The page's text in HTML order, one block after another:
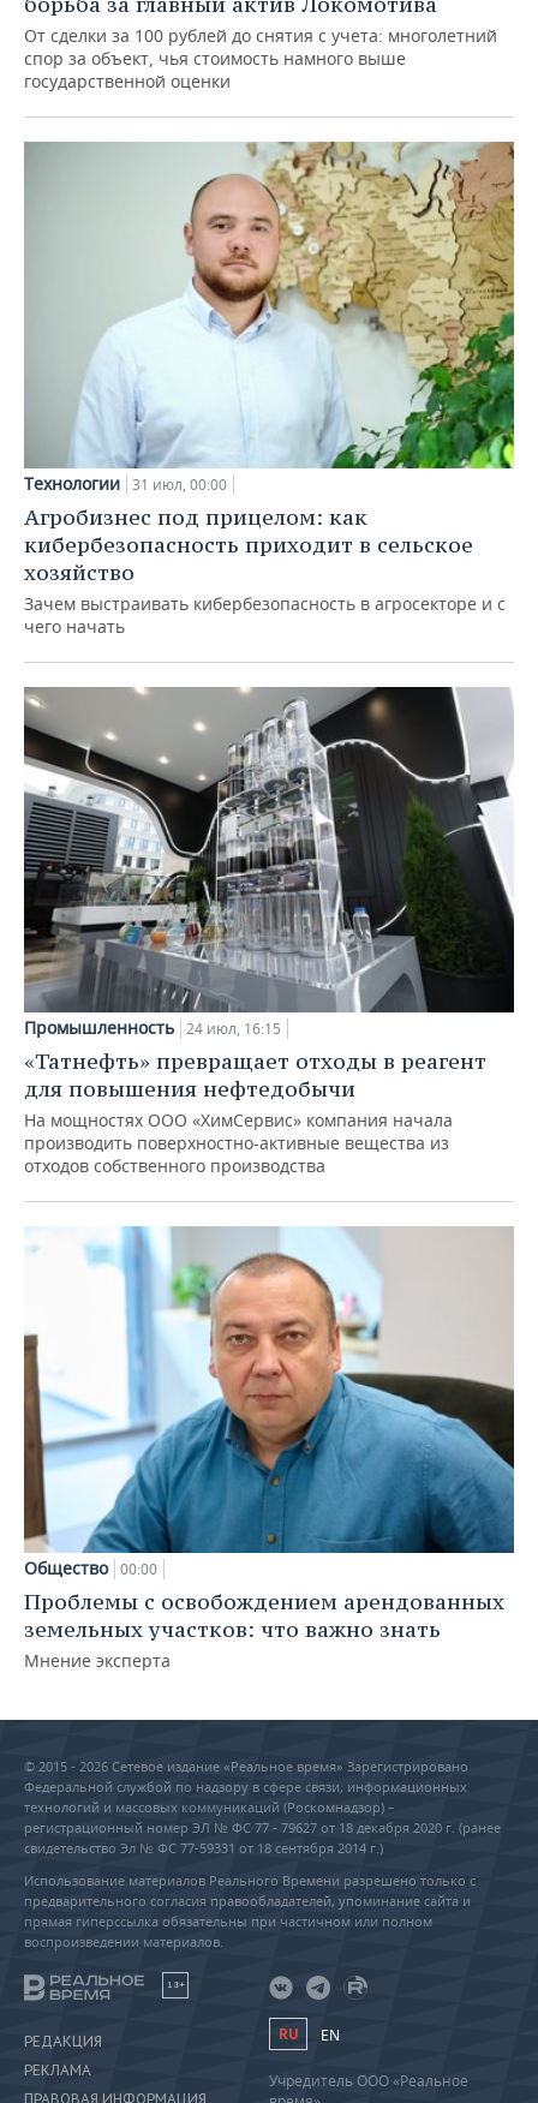
От сделки за 100 рублей до снятия с учета: многолетний
спор за объект, чья стоимость намного выше
государственной оценки
Технологии 31 июл, 00:00
Агробизнес под прицелом: как
кибербезопасность приходит в сельское
хозяйство
Зачем выстраивать кибербезопасность в агросекторе и с
чего начать
Промышленность 24 июл, 16:15
«Татнефть» превращает отходы в реагент
для повышения нефтедобычи
На мощностях ООО «ХимСервис» компания начала
производить поверхностно-активные вещества из
отходов собственного производства
Общество 00:00
Проблемы с освобождением арендованных
земельных участков: что важно знать
Мнение эксперта
© 2015 - 2026 Сетевое издание «Реальное время» Зарегистрировано
Федеральной службой по надзору в сфере связи, информационных
технологий и массовых коммуникаций (Роскомнадзор) –
регистрационный номер ЭЛ № ФС 77 - 79627 от 18 декабря 2020 г. (ранее
свидетельство Эл № ФС 77-59331 от 18 сентября 2014 г.)
Использование материалов Реального Времени разрешено только с
предварительного согласия правообладателей, упоминание сайта и
прямая гиперссылка обязательны при частичном или полном
воспроизведении материалов.
18+
РЕДАКЦИЯ
РЕКЛАМА
ПРАВОВАЯ ИНФОРМАЦИЯ
RU EN
Учредитель ООО «Реальное